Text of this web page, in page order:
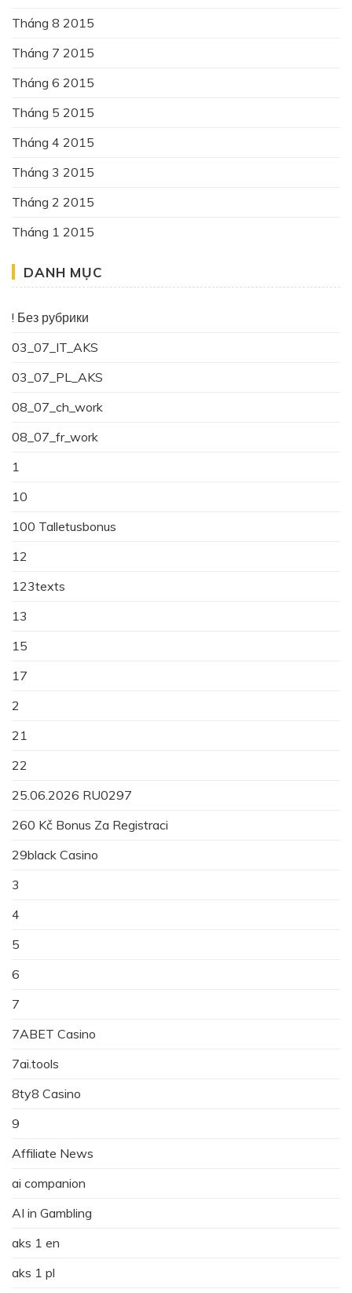
Tháng 8 2015
Tháng 7 2015
Tháng 6 2015
Tháng 5 2015
Tháng 4 2015
Tháng 3 2015
Tháng 2 2015
Tháng 1 2015
DANH MỤC
! Без рубрики
03_07_IT_AKS
03_07_PL_AKS
08_07_ch_work
08_07_fr_work
1
10
100 Talletusbonus
12
123texts
13
15
17
2
21
22
25.06.2026 RU0297
260 Kč Bonus Za Registraci
29black Casino
3
4
5
6
7
7ABET Casino
7ai.tools
8ty8 Casino
9
Affiliate News
ai companion
AI in Gambling
aks 1 en
aks 1 pl